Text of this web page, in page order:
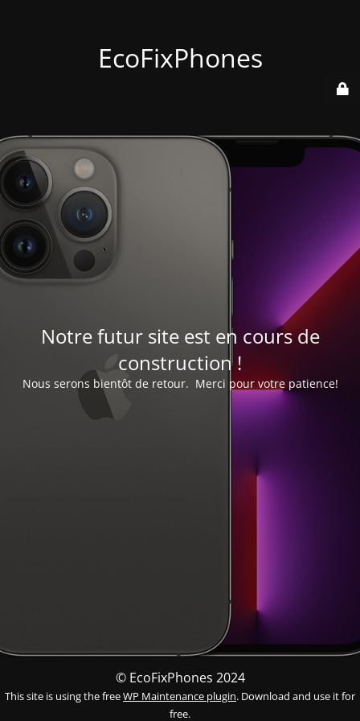
EcoFixPhones
Notre futur site est en cours de
construction !
Nous serons bientôt de retour. Merci pour votre patience!
© EcoFixPhones 2024
This site is using the freeWP Maintenance plugin. Download and use it for
free.